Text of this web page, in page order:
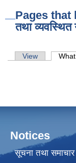
Pages that
तथा
Primary
View
Notices
सूचना तथा समाचार